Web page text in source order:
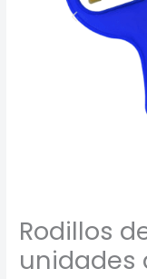
Rodillos
unidades